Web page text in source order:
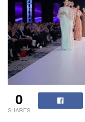
0
SHARES